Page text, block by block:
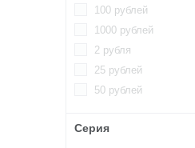
100 рублей
1000 рублей
2 рубля
25 рублей
50 рублей
Серия